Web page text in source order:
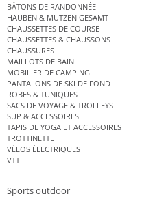
BÂTONS DE RANDONNÉE
HAUBEN & MÜTZEN GESAMT
CHAUSSETTES DE COURSE
CHAUSSETTES & CHAUSSONS
CHAUSSURES
MAILLOTS DE BAIN
MOBILIER DE CAMPING
PANTALONS DE SKI DE FOND
ROBES & TUNIQUES
SACS DE VOYAGE & TROLLEYS
SUP & ACCESSOIRES
TAPIS DE YOGA ET ACCESSOIRES
TROTTINETTE
VÉLOS ÉLECTRIQUES
VTT
Sports outdoor